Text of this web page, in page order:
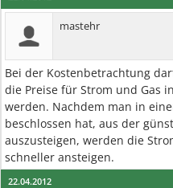
mastehr
Bei der Kostenbetrachtung
die Preise für Strom und Gas
werden. Nachdem man in
beschlossen hat, aus der
auszusteigen, werden die
schneller ansteigen.
22.04.2012